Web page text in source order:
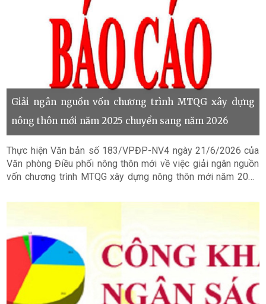
Giải ngân nguồn vốn chương trình MTQG xây dựng
nông thôn mới năm 2025 chuyển sang năm 2026
Thực hiện Văn bản số 183/VPĐP-NV4 ngày 21/6/2026 của
Văn phòng Điều phối nông thôn mới về việc giải ngân nguồn
vốn chương trình MTQG xây dựng nông thôn mới năm 2025
quả giải ngân nguồn vốn năm 2025 chuyển sang năm 2026